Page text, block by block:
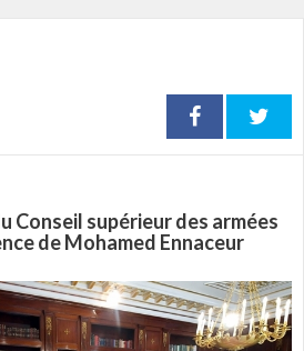
Conseil supérieur des armées
de Mohamed Ennaceur